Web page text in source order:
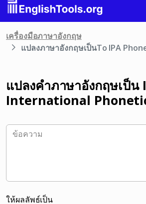
เครื่องมือภาษาอังกฤษ
แปลงภาษาอังกฤษเป็นTo IPA
แปลงคำภาษาอังกฤษเป็น
International
ให้ผลลัพธ์เป็น